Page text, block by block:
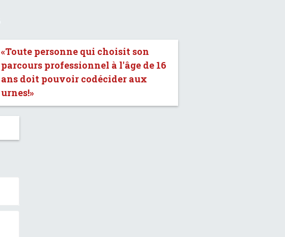
«Toute personne qui choisit son
parcours professionnel à l'âge de 16
ans doit pouvoir codécider aux
urnes!»